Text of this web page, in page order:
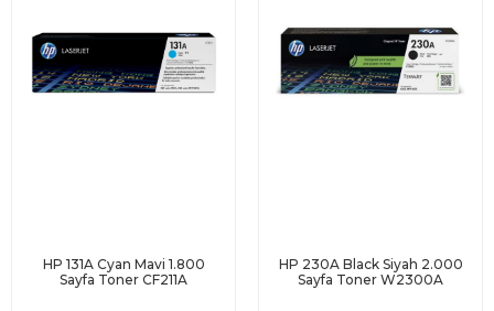
HP 131A Cyan Mavi 1.800
Sayfa Toner CF211A
HP 230A Black Siyah 2.000
Sayfa Toner W2300A